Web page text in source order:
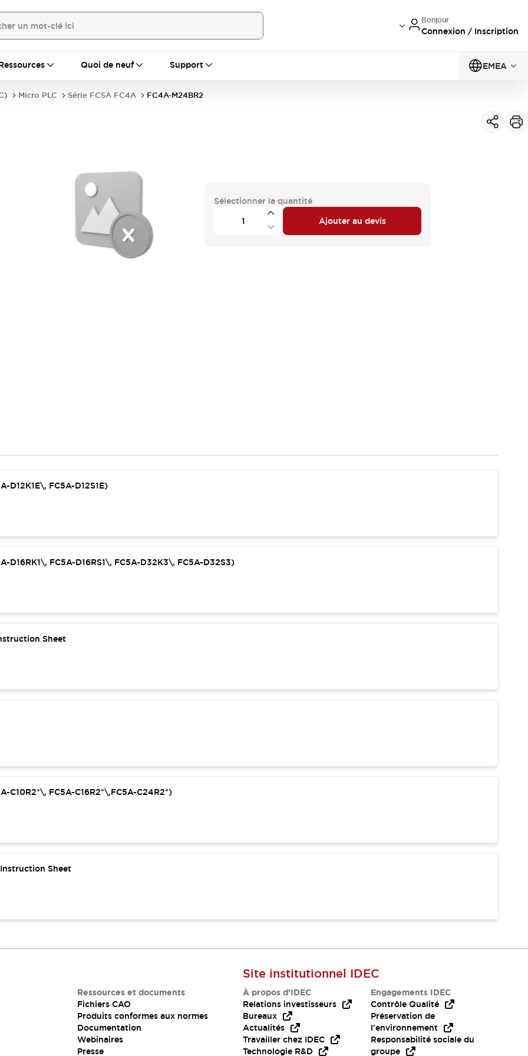
Bonjour
Connexion / Inscription
Quoi de neuf Support EMEA
Micro PLC Série FC5A FC4A FC4A-M24BR2
Sélectionner la quantité
Ajouter au devis
D12K1E\, FC5A-D12S1E)
D16RK1\, FC5A-D16RS1\, FC5A-D32K3\, FC5A-D32S3)
Sheet
C10R2*\, FC5A-C16R2*\,FC5A-C24R2*)
Sheet
Ressources et documents
Fichiers CAO
Produits conformes aux normes
Documentation
Webinaires
Presse
Site institutionnel IDEC
À propos d’IDEC
Relations investisseurs
Bureaux
Actualités
Travailler chez IDEC
Technologie R&D
Engagements IDEC
Contrôle Qualité
Préservation de
l'environnement
Responsabilité sociale du
groupe